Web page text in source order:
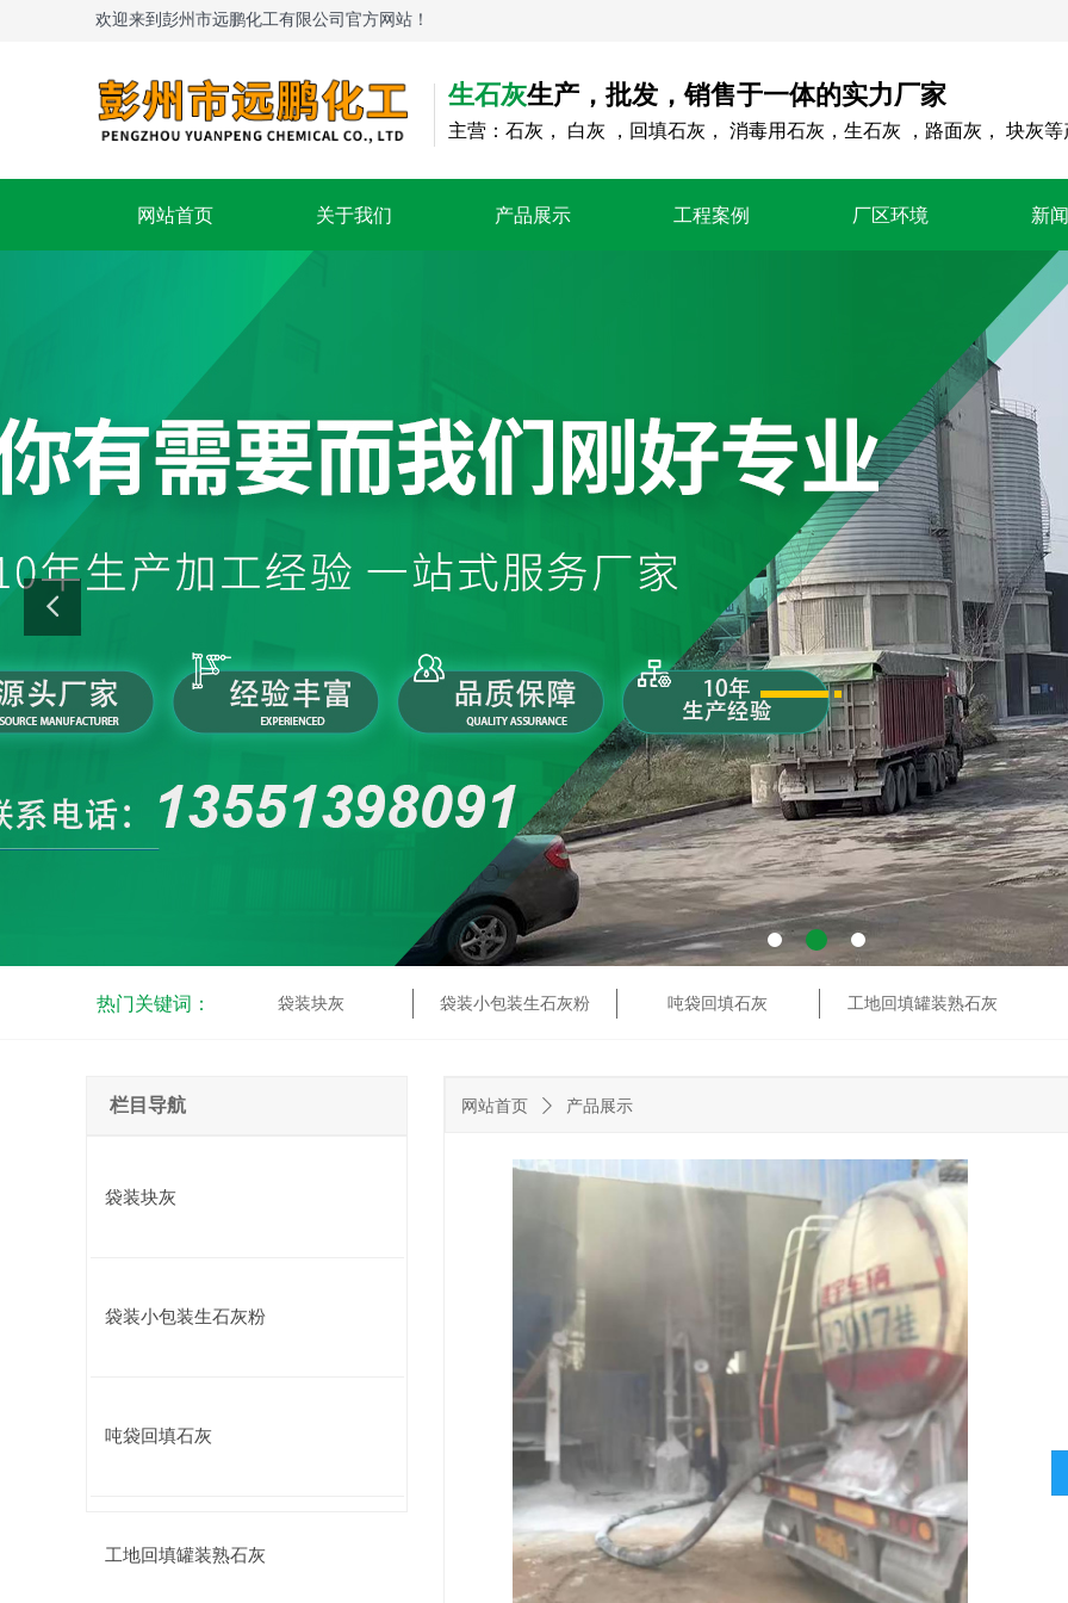
欢迎来到彭州市远鹏化工有限公司官方网站！
网站首页 关于我们 产品展示 工程案例 厂区环境 新
热门关键词： 袋装块灰 袋装小包装生石灰粉 吨袋回填石灰 工地回填罐装熟石灰
生石灰生产，批发，销售于一体的实力厂家
主营：石灰， 白灰 ，回填石灰， 消毒用石灰，生石灰 ，路面灰， 块灰
网站首页 ꄲ 产品展示
栏目导航
袋装块灰
袋装小包装生石灰粉
吨袋回填石灰
工地回填罐装熟石灰